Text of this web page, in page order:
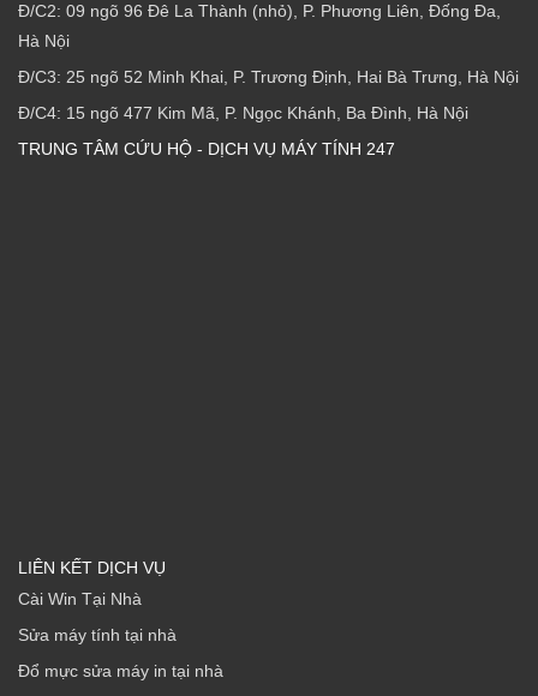
Đ/C2: 09 ngõ 96 Đê La Thành (nhỏ), P. Phương Liên, Đống Đa,
Hà Nội
Đ/C3: 25 ngõ 52 Minh Khai, P. Trương Định, Hai Bà Trưng, Hà Nội
Đ/C4: 15 ngõ 477 Kim Mã, P. Ngọc Khánh, Ba Đình, Hà Nội
TRUNG TÂM CỨU HỘ - DỊCH VỤ MÁY TÍNH 247
LIÊN KẾT DỊCH VỤ
Cài Win Tại Nhà
Sửa máy tính tại nhà
Đổ mực sửa máy in tại nhà